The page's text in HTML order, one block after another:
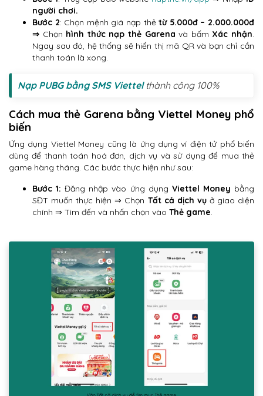
người chơi.
Bước 2: Chọn mệnh giá nạp thẻtừ 5.000đ – 2.000.000đ
⇒ Chọn hình thức nạp thẻ Garenavà bấm Xác nhận.
Ngay sau đó, hệ thống sẽ hiển thị mã QR và bạn chỉ cần
thanh toán là xong.
Nạp PUBG bằng SMS Viettelthành công 100%
Cách mua thẻ Garena bằng Viettel Money phổ
biến
Ứng dụng Viettel Money cũng là ứng dụng ví điện tử phổ biến
dùng để thanh toán hoá đơn, dịch vụ và sử dụng để mua thẻ
game hàng tháng. Các bước thực hiện như sau:
Bước 1: Đăng nhập vào ứng dụng Viettel Money bằng
SĐT muốn thực hiện ⇒ Chọn Tất cả dịch vụở giao diện
chính ⇒ Tìm đến và nhấn chọn vào Thẻ game.